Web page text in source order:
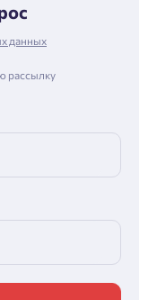
данных
рассылку